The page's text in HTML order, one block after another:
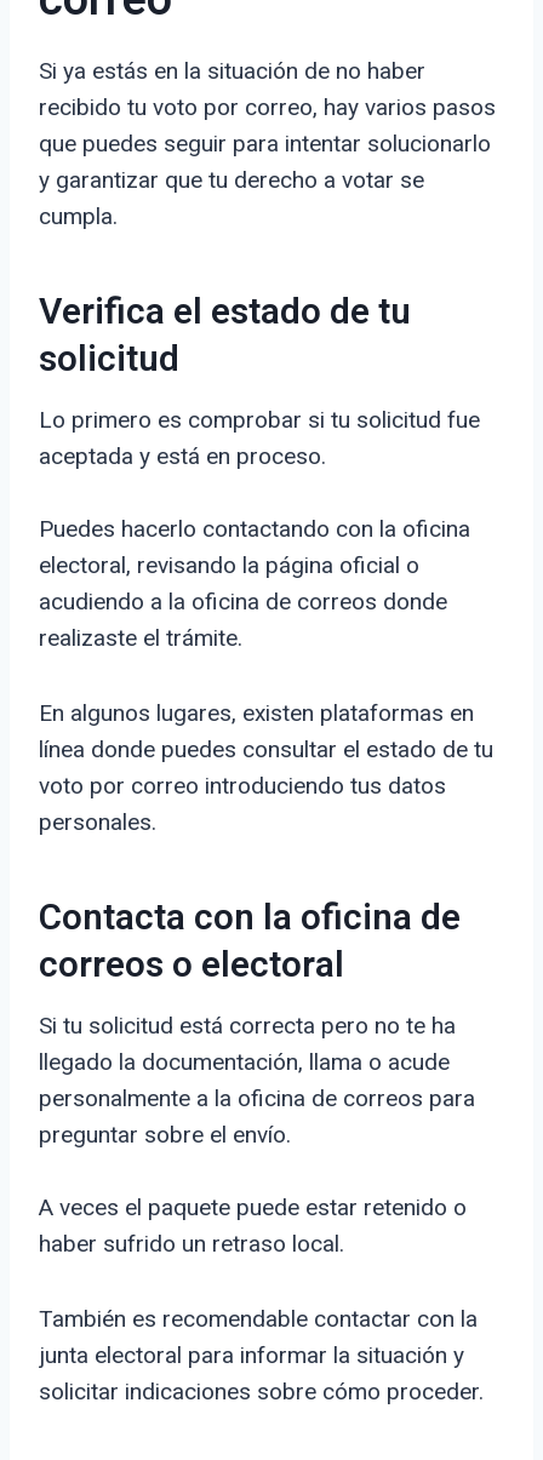
Si ya estás en la situación de no haber
recibido tu voto por correo, hay varios pasos
que puedes seguir para intentar solucionarlo
y garantizar que tu derecho a votar se
cumpla.
Verifica el estado de tu
solicitud
Lo primero es comprobar si tu solicitud fue
aceptada y está en proceso.
Puedes hacerlo contactando con la oficina
electoral, revisando la página oficial o
acudiendo a la oficina de correos donde
realizaste el trámite.
En algunos lugares, existen plataformas en
línea donde puedes consultar el estado de tu
voto por correo introduciendo tus datos
personales.
Contacta con la oficina de
correos o electoral
Si tu solicitud está correcta pero no te ha
llegado la documentación, llama o acude
personalmente a la oficina de correos para
preguntar sobre el envío.
A veces el paquete puede estar retenido o
haber sufrido un retraso local.
También es recomendable contactar con la
junta electoral para informar la situación y
solicitar indicaciones sobre cómo proceder.